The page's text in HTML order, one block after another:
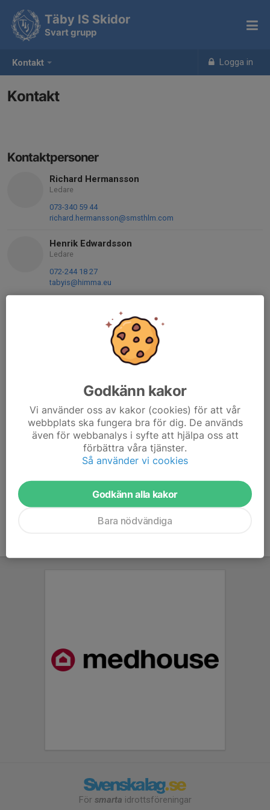
Kontakt Logga in
Täby IS Skidor
Svart grupp
Kontakt
Kontaktpersoner
Richard Hermansson
Ledare
073-340 59 44
richard.hermansson@smsthlm.com
Henrik Edwardsson
Ledare
072-244 18 27
tabyis@himma.eu
fredrik_knutsen@hotmail.com
073-375 75 50
henrik.alvarsson@soderbergpartners.se
Oskar Nederheim
För smarta idrottsföreningar
Godkänn kakor
Vi använder oss av kakor (cookies) för att vår
webbplats ska fungera bra för dig. De används
även för webbanalys i syfte att hjälpa oss att
förbättra våra tjänster.
Så använder vi cookies
Godkänn alla kakor
Bara nödvändiga